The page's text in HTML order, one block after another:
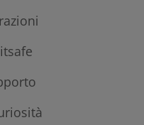
dati